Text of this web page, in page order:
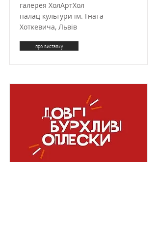
галерея ХолАртХол
палац культури ім. Гната
Хоткевича, Львів
про виставку